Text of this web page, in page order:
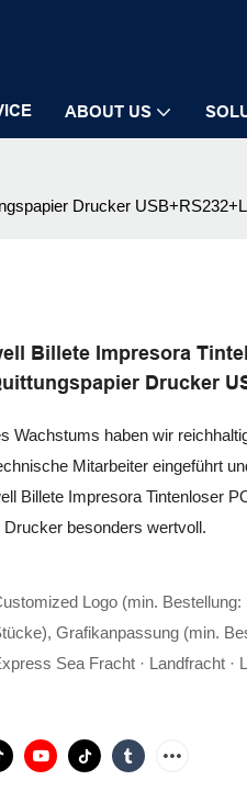
ABOUT US
Drucker
Billete Impresora
Drucker
Wachstums haben wir
Mitarbeiter eingeführt
Billete Impresora Tintenloser
besonders wertvoll.
Logo (min.
Grafikanpassung (min.
Sea Fracht · Landfracht ·